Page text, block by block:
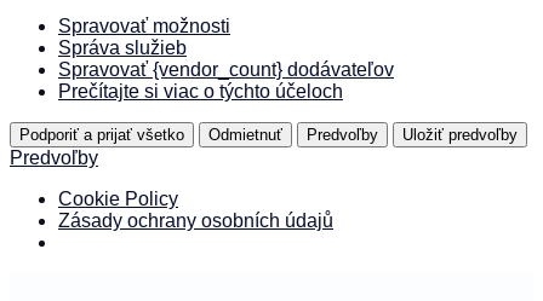
Spravovať možnosti
Správa služieb
Spravovať {vendor_count} dodávateľov
Prečítajte si viac o týchto účeloch
Podporiť a prijať všetko Odmietnuť Predvoľby Uložiť predvoľby
Predvoľby
Cookie Policy
Zásady ochrany osobních údajů